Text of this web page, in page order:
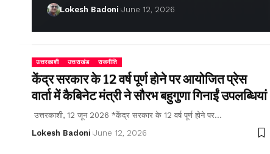
Lokesh Badoni June 12, 2026
उत्तरकाशी उत्तराखंड राजनीति
केंद्र सरकार के 12 वर्ष पूर्ण होने पर आयोजित प्रेस
वार्ता में कैबिनेट मंत्री ने सौरभ बहुगुणा गिनाईं उपलब्धियां
उत्तरकाशी, 12 जून 2026 *केंद्र सरकार के 12 वर्ष पूर्ण होने पर…
Lokesh Badoni June 12, 2026